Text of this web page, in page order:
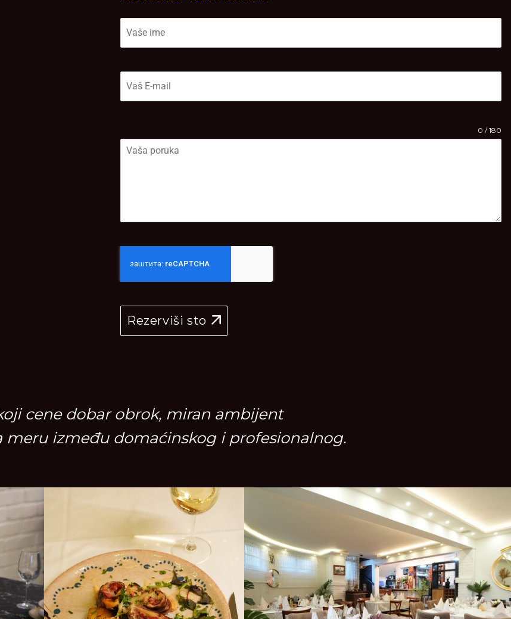
0 / 180
Rezerviši sto
cene dobar obrok, miran ambijent
meru između domaćinskog i profesionalnog.